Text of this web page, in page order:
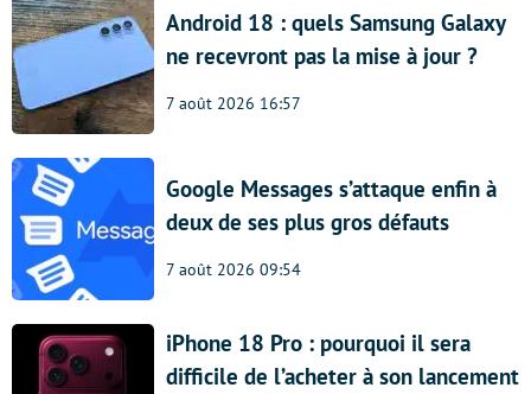
Android 18 : quels Samsung Galaxy
ne recevront pas la mise à jour ?
7 août 2026 16:57
Google Messages s’attaque enfin à
deux de ses plus gros défauts
7 août 2026 09:54
iPhone 18 Pro : pourquoi il sera
difficile de l’acheter à son lancement